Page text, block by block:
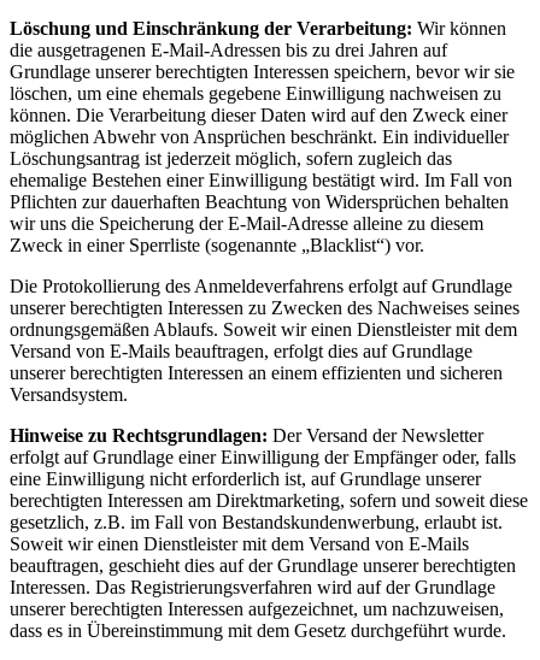
Löschung und Einschränkung der Verarbeitung: Wir können
die ausgetragenen E-Mail-Adressen bis zu drei Jahren auf
Grundlage unserer berechtigten Interessen speichern, bevor wir sie
löschen, um eine ehemals gegebene Einwilligung nachweisen zu
können. Die Verarbeitung dieser Daten wird auf den Zweck einer
möglichen Abwehr von Ansprüchen beschränkt. Ein individueller
Löschungsantrag ist jederzeit möglich, sofern zugleich das
ehemalige Bestehen einer Einwilligung bestätigt wird. Im Fall von
Pflichten zur dauerhaften Beachtung von Widersprüchen behalten
wir uns die Speicherung der E-Mail-Adresse alleine zu diesem
Zweck in einer Sperrliste (sogenannte „Blacklist“) vor.
Die Protokollierung des Anmeldeverfahrens erfolgt auf Grundlage
unserer berechtigten Interessen zu Zwecken des Nachweises seines
ordnungsgemäßen Ablaufs. Soweit wir einen Dienstleister mit dem
Versand von E-Mails beauftragen, erfolgt dies auf Grundlage
unserer berechtigten Interessen an einem effizienten und sicheren
Versandsystem.
Hinweise zu Rechtsgrundlagen: Der Versand der Newsletter
erfolgt auf Grundlage einer Einwilligung der Empfänger oder, falls
eine Einwilligung nicht erforderlich ist, auf Grundlage unserer
berechtigten Interessen am Direktmarketing, sofern und soweit diese
gesetzlich, z.B. im Fall von Bestandskundenwerbung, erlaubt ist.
Soweit wir einen Dienstleister mit dem Versand von E-Mails
beauftragen, geschieht dies auf der Grundlage unserer berechtigten
Interessen. Das Registrierungsverfahren wird auf der Grundlage
unserer berechtigten Interessen aufgezeichnet, um nachzuweisen,
dass es in Übereinstimmung mit dem Gesetz durchgeführt wurde.